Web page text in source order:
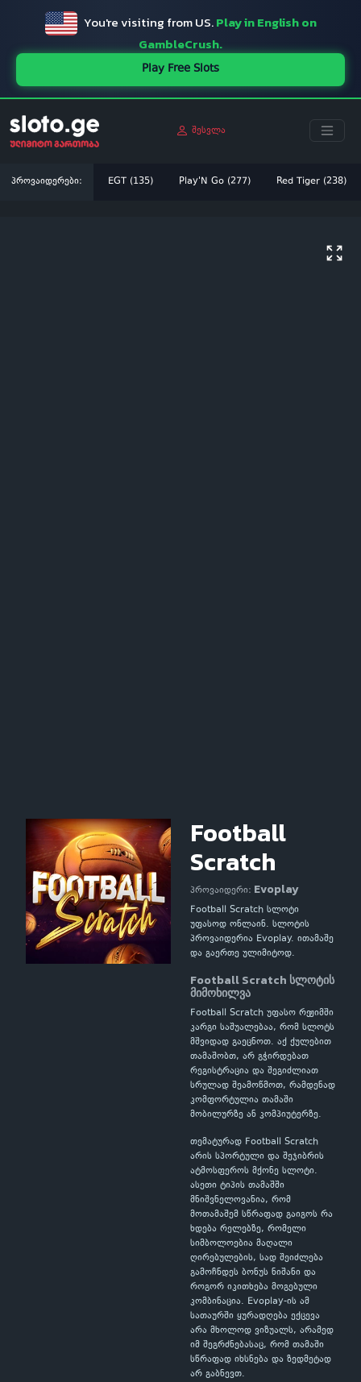
You're visiting from US.Play in English on
GambleCrush.
Play Free Slots
შესვლა
პროვაიდერები: EGT (135) Play'N Go (277) Red Tiger (238)
Football
Scratch
პროვაიდერი: Evoplay
Football Scratch სლოტი
უფასოდ ონლაინ. სლოტის
პროვაიდერია Evoplay. ითამაშე
და გაერთე ულიმიტოდ.
Football Scratch სლოტის
მიმოხილვა
Football Scratch უფასო რეჟიმში
კარგი საშუალებაა, რომ სლოტს
მშვიდად გაეცნოთ. აქ ქულებით
თამაშობთ, არ გჭირდებათ
რეგისტრაცია და შეგიძლიათ
სრულად შეამოწმოთ, რამდენად
კომფორტულია თამაში
მობილურზე ან კომპიუტერზე.
თემატურად Football Scratch
არის სპორტული და შეჯიბრის
ატმოსფეროს მქონე სლოტი.
ასეთი ტიპის თამაშში
მნიშვნელოვანია, რომ
მოთამაშემ სწრაფად გაიგოს რა
ხდება რელებზე, რომელი
სიმბოლოებია მაღალი
ღირებულების, სად შეიძლება
გამოჩნდეს ბონუს ნიშანი და
როგორ იკითხება მოგებული
კომბინაცია. Evoplay-ის ამ
სათაურში ყურადღება ექცევა
არა მხოლოდ ვიზუალს, არამედ
იმ შეგრძნებასაც, რომ თამაში
სწრაფად იხსნება და ზედმეტად
არ გაბნევთ.